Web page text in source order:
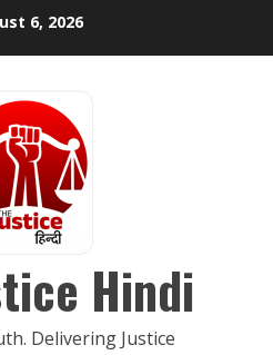
6, 2026
Hindi
Delivering Justice